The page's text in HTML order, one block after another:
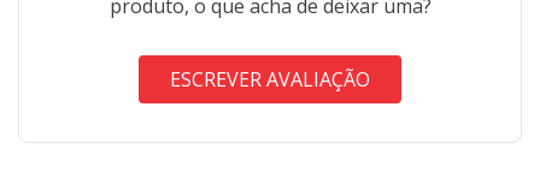
produto, o que acha de deixar uma?
ESCREVER AVALIAÇÃO